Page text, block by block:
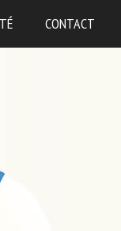
CONTACT